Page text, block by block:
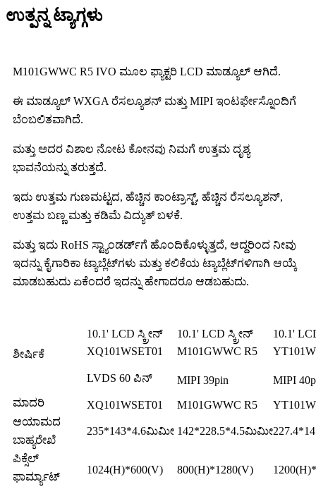
ಉತ್ಪನ್ನ ಟ್ಯಾಗ್ಗಳು
M101GWWC R5 IVO ಮೂಲ ಫ್ಯಾಕ್ಟರಿ LCD ಮಾಡ್ಯೂಲ್ ಆಗಿದೆ.
ಈ ಮಾಡ್ಯೂಲ್ WXGA ರೆಸಲ್ಯೂಶನ್ ಮತ್ತು MIPI ಇಂಟರ್ಫೇಸ್ನೊಂದಿಗೆ
ಬೆಂಬಲಿತವಾಗಿದೆ.
ಮತ್ತು ಅದರ ವಿಶಾಲ ನೋಟ ಕೋನವು ನಿಮಗೆ ಉತ್ತಮ ದೃಶ್ಯ
ಭಾವನೆಯನ್ನು ತರುತ್ತದೆ.
ಇದು ಉತ್ತಮ ಗುಣಮಟ್ಟದ, ಹೆಚ್ಚಿನ ಕಾಂಟ್ರಾಸ್ಟ್, ಹೆಚ್ಚಿನ ರೆಸಲ್ಯೂಶನ್,
ಉತ್ತಮ ಬಣ್ಣ ಮತ್ತು ಕಡಿಮೆ ವಿದ್ಯುತ್ ಬಳಕೆ.
ಮತ್ತು ಇದು RoHS ಸ್ಟ್ಯಾಂಡರ್ಡ್‌ಗೆ ಹೊಂದಿಕೊಳ್ಳುತ್ತದೆ, ಆದ್ದರಿಂದ ನೀವು
ಇದನ್ನು ಕೈಗಾರಿಕಾ ಟ್ಯಾಬ್ಲೆಟ್‌ಗಳು ಮತ್ತು ಕಲಿಕೆಯ ಟ್ಯಾಬ್ಲೆಟ್‌ಗಳಿಗಾಗಿ ಆಯ್ಕೆ
ಮಾಡಬಹುದು ಏಕೆಂದರೆ ಇದನ್ನು ಹೇಗಾದರೂ ಆಡಬಹುದು.
ಶೀರ್ಷಿಕೆ
10.1' LCD ಸ್ಕ್ರೀನ್
XQ101WSET01
10.1' LCD ಸ್ಕ್ರೀನ್
M101GWWC R5
10.1'
LVDS 60 ಪಿನ್ MIPI 39pin
MIPI
ಮಾದರಿ
XQ101WSET01 M101GWWC R5
ಆಯಾಮದ
ಬಾಹ್ಯರೇಖೆ
235*143*4.6ಮಿಮೀ 142*228.5*4.5ಮಿಮೀ
ಪಿಕ್ಸೆಲ್
ಫಾರ್ಮ್ಯಾಟ್
1024(H)*600(V) 800(H)*1280(V)